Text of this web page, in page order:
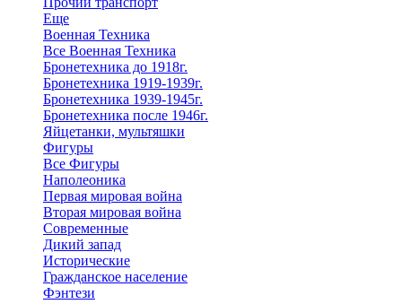
Еще
Военная Техника
Все Военная Техника
Бронетехника до 1918г.
Бронетехника 1919-1939г.
Бронетехника 1939-1945г.
Бронетехника после 1946г.
Яйцетанки, мультяшки
Фигуры
Все Фигуры
Наполеоника
Первая мировая война
Вторая мировая война
Современные
Дикий запад
Исторические
Гражданское население
Фэнтези